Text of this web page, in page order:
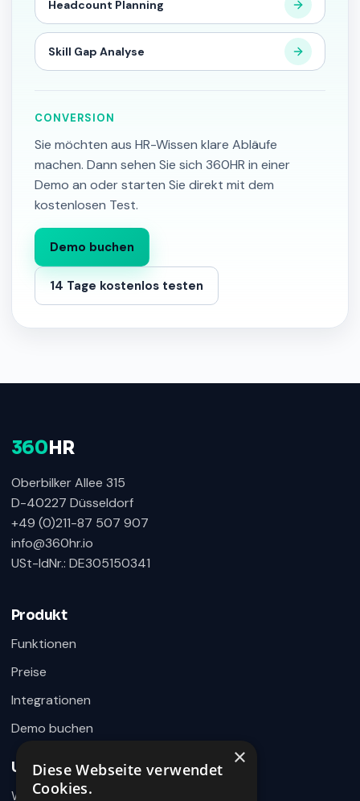
Headcount Planning
Skill Gap Analyse
CONVERSION
Sie möchten aus HR-Wissen klare Abläufe
machen. Dann sehen Sie sich 360HR in einer
Demo an oder starten Sie direkt mit dem
kostenlosen Test.
Demo buchen
14 Tage kostenlos testen
360 HR
Oberbilker Allee 315
D-40227 Düsseldorf
+49 (0)211-87 507 907
info@360hr.io
USt-IdNr.: DE305150341
Produkt
Funktionen
Preise
Integrationen
Demo buchen
Unternehmen
Warum 360HR
360HR Chat
Wie können wir helfen?
×
Diese Webseite verwendet
Cookies.